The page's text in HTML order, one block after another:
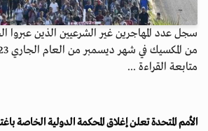
سجل عدد المهاجرين غير الشرعيين الذين عبروا
من المكسيك في شهر ديسمبر من العام الجاري 2023 رقما قي...
متابعة القراءة ...
الأمم المتحدة تعلن إغلاق المحكمة الدولية الخاصة